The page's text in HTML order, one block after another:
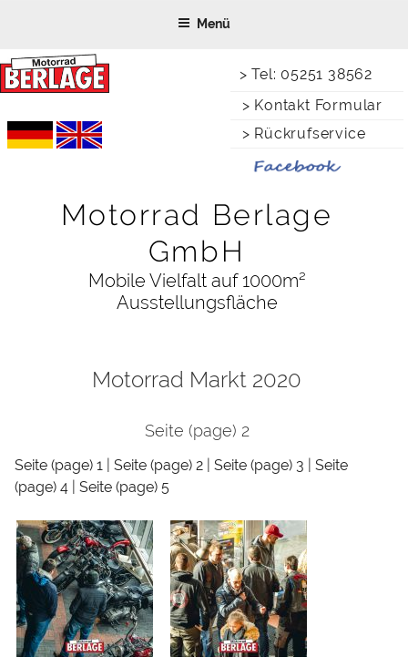
springen
> Tel: 05251 38562
> Kontakt Formular
> Rückrufservice
Motorrad Berlage
GmbH
Mobile Vielfalt auf 1000m²
Ausstellungsfläche
Menü
Motorrad Markt 2020
Seite (page) 2
Seite (page) 1 Seite (page) 2 Seite (page) 3
Seite
(page) 4
Seite (page) 5